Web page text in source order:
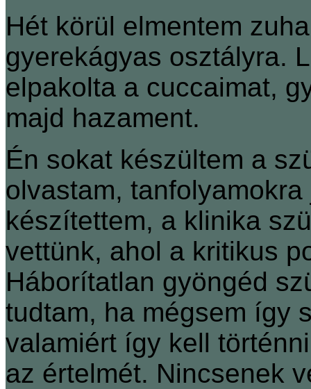
Hét körül elmentem
gyerekágyas osztályra.
elpakolta a cuccaimat,
majd hazament.
Én sokat készültem a
olvastam,
készítettem, a klinika
vettünk, ahol a kritikus
Háborítatlan gyöngéd
tudtam, ha mégsem így
valamiért így kell
az értelmét. Nincsenek